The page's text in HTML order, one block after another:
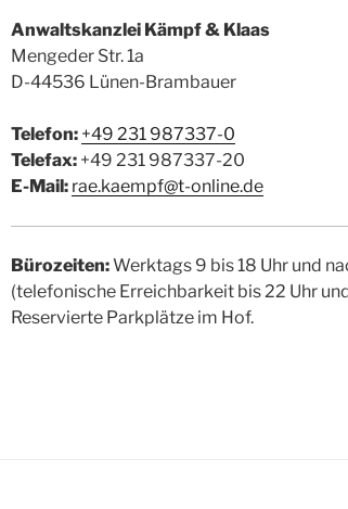
Anwaltskanzlei Kämpf & Klaas
Mengeder Str. 1a
D-44536 Lünen-Brambauer
Telefon: +49 231 987337-0
Telefax:+49 231 987337-20
E-Mail: rae.kaempf@t-online.de
Bürozeiten:Werktags 9 bis 18 Uhr und
(telefonische Erreichbarkeit bis 22 Uhr
Reservierte Parkplätze im Hof.